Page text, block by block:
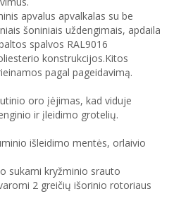
apvalus apvalkalas su be
šoniniais uždengimais, apdaila
spalvos RAL9016
konstrukcijos.Kitos
pagal pageidavimą.
oro įėjimas, kad viduje
ir įleidimo grotelių.
išleidimo mentės, orlaivio
sukami kryžminio srauto
2 greičių išorinio rotoriaus